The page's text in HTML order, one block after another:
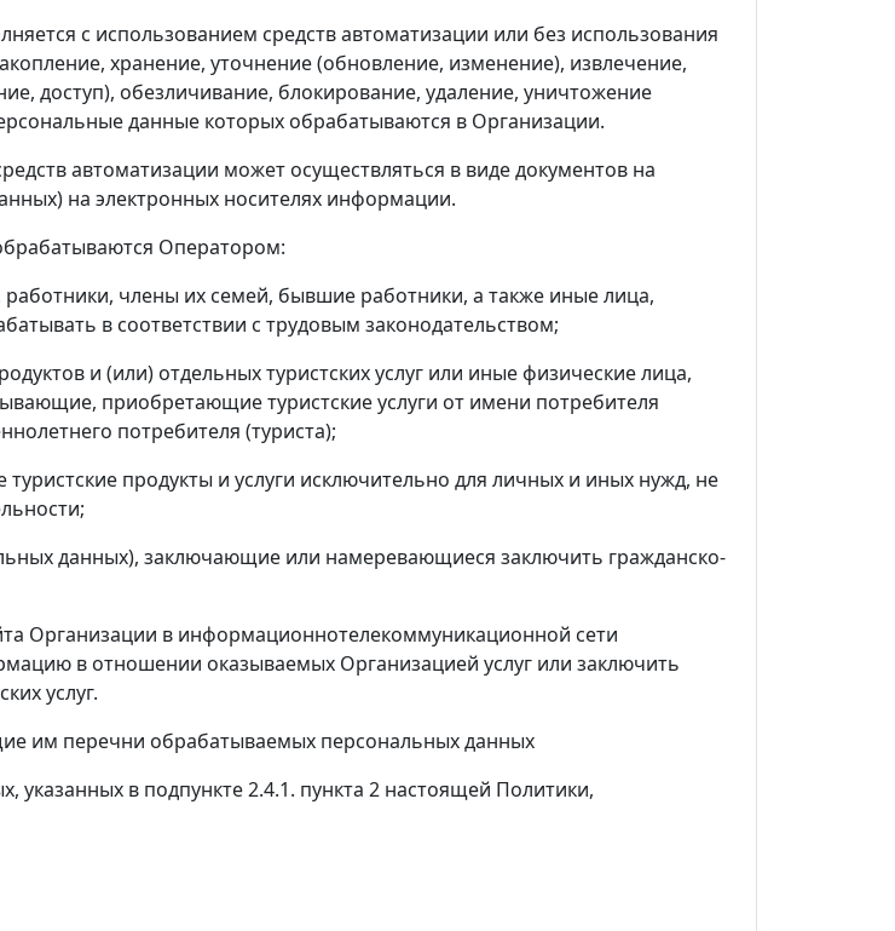
с использованием средств автоматизации или без использования
хранение, уточнение (обновление, изменение), извлечение,
доступ), обезличивание, блокирование, удаление, уничтожение
данные которых обрабатываются в Организации.
автоматизации может осуществляться в виде документов на
на электронных носителях информации.
Оператором:
работники, члены их семей, бывшие работники, а также иные лица,
в соответствии с трудовым законодательством;
и (или) отдельных туристских услуг или иные физические лица,
приобретающие туристские услуги от имени потребителя
потребителя (туриста);
продукты и услуги исключительно для личных и иных нужд, не
данных), заключающие или намеревающиеся заключить гражданско-
Организации в информационно­телекоммуникационной сети
в отношении оказываемых Организацией услуг или заключить
услуг.
им перечни обрабатываемых персональных данных
в подпункте 2.4.1. пункта 2 настоящей Политики,